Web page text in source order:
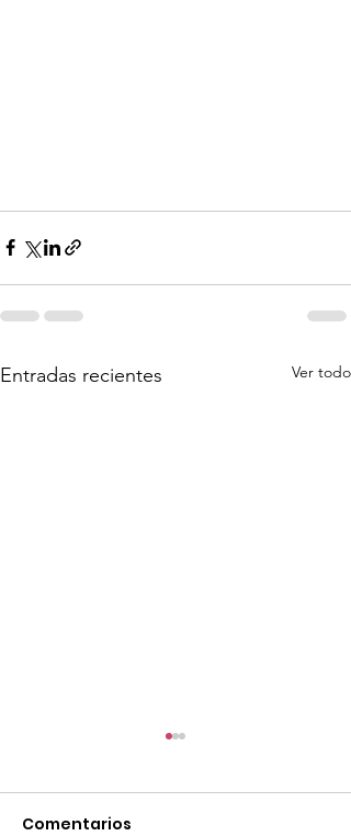
Entradas recientes Ver todo
Comentarios